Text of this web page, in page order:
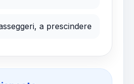
a prescindere